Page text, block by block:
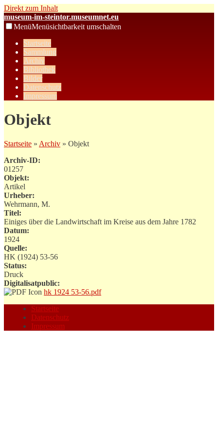
Direkt zum Inhalt
museum-im-steintor.museumnet.eu
MenüMenüsichtbarkeit umschalten
Startseite
Sammlung
Archiv
Bibliothek
Bilder
Datenschutz
Impressum
Objekt
Startseite » Archiv » Objekt
Archiv-ID:
01257
Objekt:
Artikel
Urheber:
Wehrmann, M.
Titel:
Einiges über die Landwirtschaft im Kreise aus dem Jahre 1782
Datum:
1924
Quelle:
HK (1924) 53-56
Status:
Druck
Digitalisatpublic:
hk 1924 53-56.pdf
Startseite
Datenschutz
Impressum